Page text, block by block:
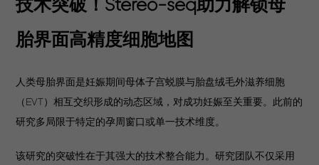
技术突破！Stereo-seq助力解锁母
胎界面高精度细胞地图
人类母胎界面是妊娠期间母体子宫蜕膜与胎盘绒毛外滋养细胞
（EVT）相互交织形成的动态区域，对成功妊娠至关重要。此前的
研究多局限于特定的孕周窗口或单一技术维度。
该研究的突破性在于其强大的技术整合能力。研究团队不仅采用